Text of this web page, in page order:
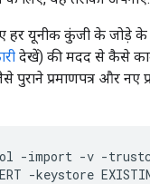
हर यूनीक कुंजी के जोड़े के
देखें) की मदद से कैसे
पुराने प्रमाणपत्र और नए
-import -v -
-keystore